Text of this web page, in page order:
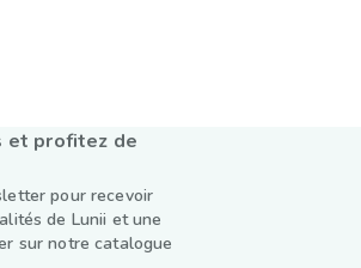
et profitez de
pour recevoir
de Lunii et une
sur notre catalogue